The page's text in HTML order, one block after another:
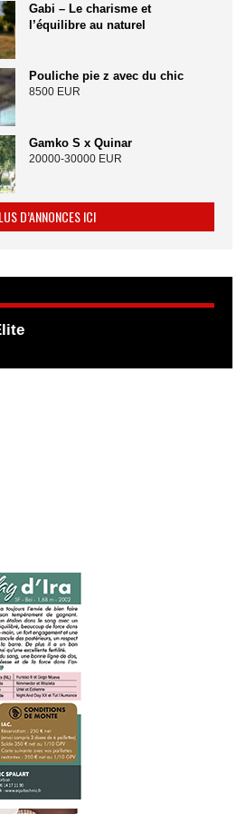
Gabi – Le charisme et
l’équilibre au naturel
Pouliche pie z avec du chic
8500 EUR
Gamko S x Quinar
20000-30000 EUR
D’ANNONCES ICI